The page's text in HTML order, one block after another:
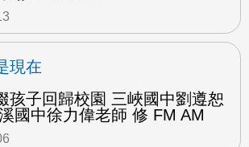
現在
孩子回歸校園 三峽國中劉遵恕
國中徐力偉老師 修 FM AM